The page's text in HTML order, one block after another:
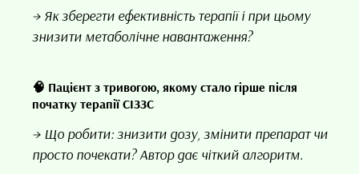
→ Як зберегти ефективність терапії і при цьому
знизити метаболічне навантаження?
🧠 Пацієнт з тривогою, якому стало гірше після
початку терапії СІЗЗС
→ Що робити: знизити дозу, змінити препарат чи
просто почекати? Автор дає чіткий алгоритм.